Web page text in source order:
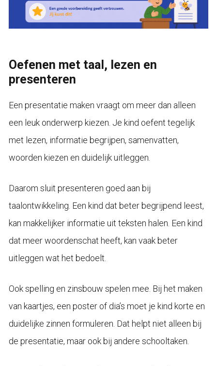
Oefenen met taal, lezen en
presenteren
Een presentatie maken vraagt om meer dan alleen
een leuk onderwerp kiezen. Je kind oefent tegelijk
met lezen, informatie begrijpen, samenvatten,
woorden kiezen en duidelijk uitleggen.
Daarom sluit presenteren goed aan bij
taalontwikkeling. Een kind dat beter begrijpend leest,
kan makkelijker informatie uit teksten halen. Een kind
dat meer woordenschat heeft, kan vaak beter
uitleggen wat het bedoelt.
Ook spelling en zinsbouw spelen mee. Bij het maken
van kaartjes, een poster of dia’s moet je kind korte en
duidelijke zinnen formuleren. Dat helpt niet alleen bij
de presentatie, maar ook bij andere schooltaken.